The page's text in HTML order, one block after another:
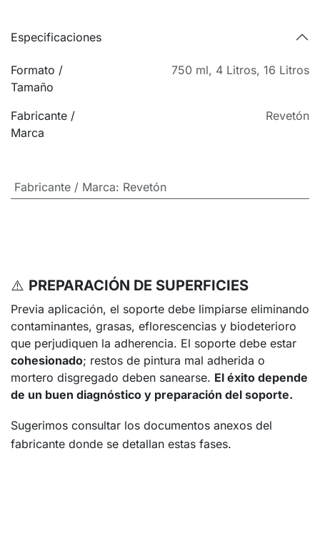
Especificaciones
Formato /
Tamaño
750 ml, 4 Litros, 16 Litros
Fabricante /
Marca
Revetón
Fabricante / Marca: Revetón
⚠️ PREPARACIÓN DE SUPERFICIES
Previa aplicación, el soporte debe limpiarse eliminando
contaminantes, grasas, eflorescencias y biodeterioro
que perjudiquen la adherencia. El soporte debe estar
cohesionado; restos de pintura mal adherida o
mortero disgregado deben sanearse. El éxito depende
de un buen diagnóstico y preparación del soporte.
Sugerimos consultar los documentos anexos del
fabricante donde se detallan estas fases.